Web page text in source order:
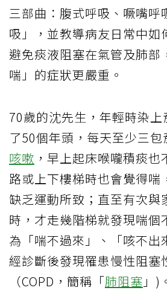
三部曲：腹式呼吸、噘嘴呼
吸」，並教導病友日常中如
避免痰液阻塞在氣管及肺部
喘」的症狀更嚴重。
70歲的沈先生，年輕時染
了50個年頭，每天至少三
咳嗽 ，早上起床喉嚨積痰
路或上下樓梯時也會覺得喘
缺乏運動所致；直至有次與
時，才走幾階梯就發現喘個
為「喘不過來」、「咳不出
經診斷後發現罹患慢性阻塞
（COPD，簡稱「肺阻塞 」)